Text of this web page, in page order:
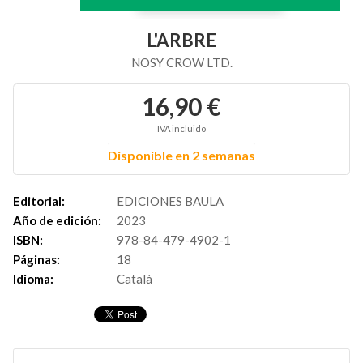
L'ARBRE
NOSY CROW LTD.
16,90 €
IVA incluido
Disponible en 2 semanas
Editorial:
EDICIONES BAULA
Año de edición:
2023
ISBN:
978-84-479-4902-1
Páginas:
18
Idioma:
Català